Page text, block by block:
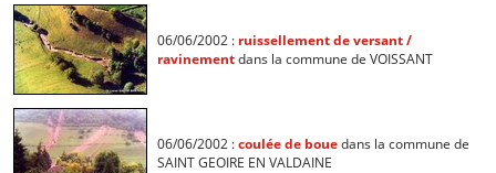
06/06/2002 : ruissellement de versant /
ravinementdans la commune de VOISSANT
06/06/2002 :coulée de bouedans la commune de
SAINT GEOIRE EN VALDAINE